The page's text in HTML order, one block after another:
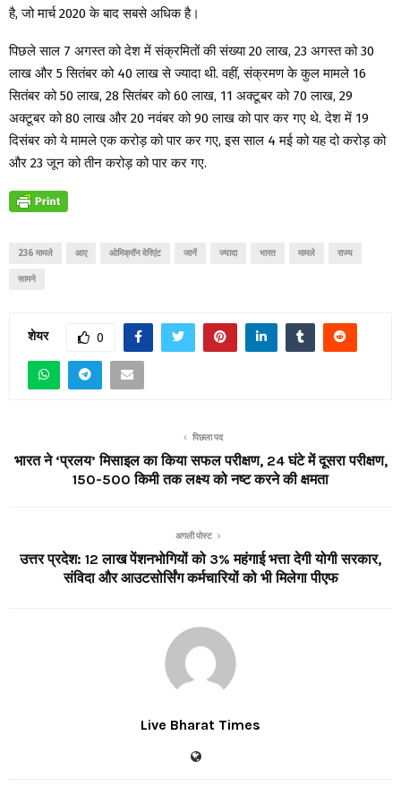
है, जो मार्च 2020 के बाद सबसे अधिक है।
पिछले साल 7 अगस्त को देश में संक्रमितों की संख्या 20 लाख, 23 अगस्त को 30
लाख और 5 सितंबर को 40 लाख से ज्यादा थी. वहीं, संक्रमण के कुल मामले 16
सितंबर को 50 लाख, 28 सितंबर को 60 लाख, 11 अक्टूबर को 70 लाख, 29
अक्टूबर को 80 लाख और 20 नवंबर को 90 लाख को पार कर गए थे. देश में 19
दिसंबर को ये मामले एक करोड़ को पार कर गए, इस साल 4 मई को यह दो करोड़ को
और 23 जून को तीन करोड़ को पार कर गए.
236 मामले आए ओमिक्रॉन वेरिएंट जानें ज्यादा भारत मामले राज्य
सामने
शेयर 0
पिछला पद
भारत ने ‘प्रलय’ मिसाइल का किया सफल परीक्षण, 24 घंटे में दूसरा परीक्षण,
150-500 किमी तक लक्ष्य को नष्ट करने की क्षमता
अगली पोस्ट
उत्तर प्रदेश: 12 लाख पेंशनभोगियों को 3% महंगाई भत्ता देगी योगी सरकार,
संविदा और आउटसोर्सिंग कर्मचारियों को भी मिलेगा पीएफ
Live Bharat Times